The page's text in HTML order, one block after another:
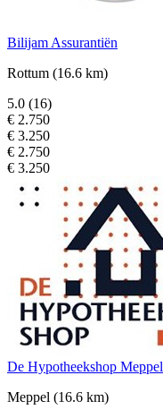
Bilijam Assurantiën
Rottum (16.6 km)
5.0 (16)
€ 2.750
€ 3.250
€ 2.750
€ 3.250
De Hypotheekshop Meppel
Meppel (16.6 km)